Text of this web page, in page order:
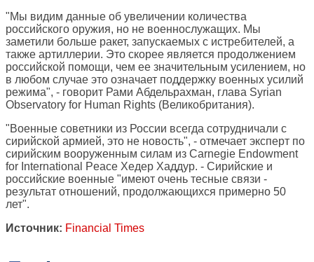
"Мы видим данные об увеличении количества
российского оружия, но не военнослужащих. Мы
заметили больше ракет, запускаемых с истребителей, а
также артиллерии. Это скорее является продолжением
российской помощи, чем ее значительным усилением, но
в любом случае это означает поддержку военных усилий
режима", - говорит Рами Абдельрахман, глава Syrian
Observatory for Human Rights (Великобритания).
"Военные советники из России всегда сотрудничали с
сирийской армией, это не новость", - отмечает эксперт по
сирийским вооруженным силам из Carnegie Endowment
for International Peace Хедер Хаддур. - Сирийские и
российские военные "имеют очень тесные связи -
результат отношений, продолжающихся примерно 50
лет".
Источник: Financial Times